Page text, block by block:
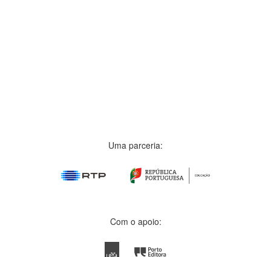
Uma parceria:
Com o apoio: